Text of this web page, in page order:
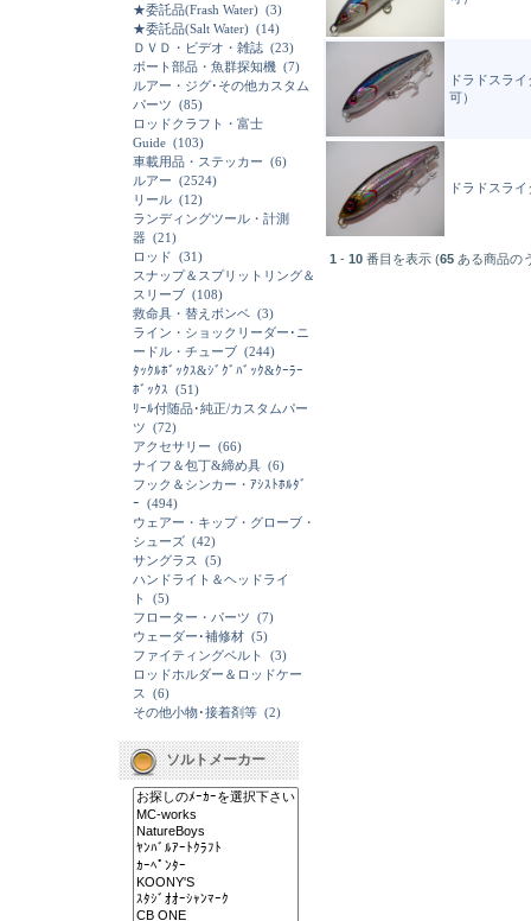
★委託品(Frash Water) (3)
★委託品(Salt Water) (14)
ＤＶＤ・ビデオ・雑誌 (23)
ボート部品・魚群探知機 (7)
ルアー・ジグ･その他カスタム
パーツ (85)
ロッドクラフト・富士
Guide (103)
車載用品・ステッカー (6)
ルアー (2524)
リール (12)
ランディングツール・計測
器 (21)
ロッド (31)
スナップ＆スプリットリング＆
スリーブ (108)
救命具・替えボンベ (3)
ライン・ショックリーダー･ニ
ードル・チューブ (244)
ﾀｯｸﾙﾎﾞｯｸｽ&ｼﾞｸﾞﾊﾞｯｸ&ｸｰﾗｰ
ﾎﾞｯｸｽ (51)
ﾘｰﾙ付随品･純正/カスタムパー
ツ (72)
アクセサリー (66)
ナイフ＆包丁&締め具 (6)
フック＆シンカー・ｱｼｽﾄﾎﾙﾀﾞ
ｰ (494)
ウェアー・キップ・グローブ・
シューズ (42)
サングラス
(5)
ハンドライト＆ヘッドライ
ト
(5)
フローター・パーツ (7)
ウェーダー･補修材 (5)
ファイティングベルト
(3)
ロッドホルダー＆ロッドケー
ス
(6)
その他小物･接着剤等 (2)
ソルトメーカー
ドラドスラ
可）
ドラドスラ
1 - 10 番目を表示 (65 ある商品の